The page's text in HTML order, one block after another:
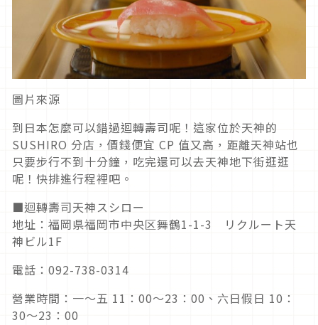
圖片來源
到日本怎麼可以錯過迴轉壽司呢！這家位於天神的
SUSHIRO 分店，價錢便宜 CP 值又高，距離天神站也
只要步行不到十分鐘，吃完還可以去天神地下街逛逛
呢！快排進行程裡吧。
■迴轉壽司天神スシロー
地址：福岡県福岡市中央区舞鶴1-1-3 リクルート天
神ビル1F
電話：092-738-0314
營業時間：一〜五 11：00〜23：00、六日假日 10：
30〜23：00